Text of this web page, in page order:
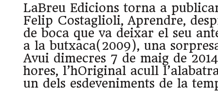
LaBreu Edicions torna a
Felip Costaglioli, Aprendre,
de boca que va deixar el seu
a la butxaca(2009), una
Avui dimecres 7 de maig de
hores, l’hOriginal acull
un dels esdeveniments de la